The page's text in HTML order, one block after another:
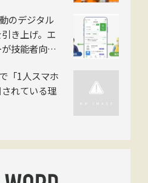
のデジタル
き上げ。エ
技能者向け
現場に正式
「1人スマホ
れている理